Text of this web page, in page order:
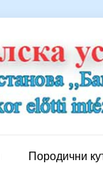
Породични